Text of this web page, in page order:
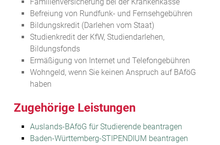
Familienversicherung bei der Krankenkasse
Befreiung von Rundfunk- und Fernsehgebühren
Bildungskredit (Darlehen vom Staat)
Studienkredit der KfW, Studiendarlehen,
Bildungsfonds
Ermäßigung von Internet und Telefongebühren
Wohngeld, wenn Sie keinen Anspruch auf BAföG
haben
Zugehörige Leistungen
Auslands-BAföG für Studierende beantragen
Baden-Württemberg-STIPENDIUM beantragen